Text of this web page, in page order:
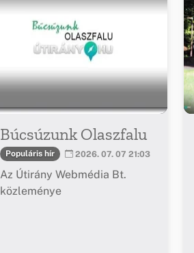
Búcsúzunk Olaszfalu
Populáris hír 2026. 07. 07 21:03
Az Útirány Webmédia Bt.
közleménye